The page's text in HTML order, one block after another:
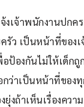
งเจ้าพนักงานปกค
รัว เป็นหน้าที่ของ
ป้องกันไม่ให้เด็ก
ว่าเป็นหน้าที่ของ
ยุ่งถ้าเห็นเรื่องคว